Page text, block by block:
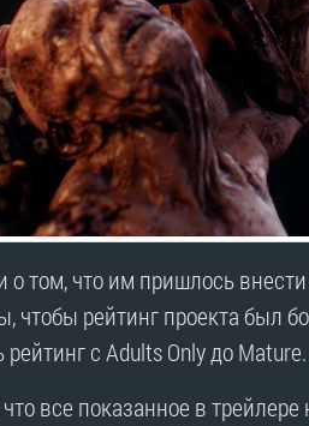
том, что им пришлось внести
чтобы рейтинг проекта был
с Adults Only до Mature.
все показанное в трейлере